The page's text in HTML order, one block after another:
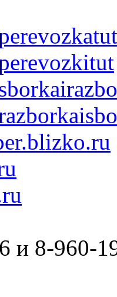
и 8-960-